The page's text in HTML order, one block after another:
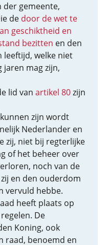
der gemeente,
de door de wet te
geschiktheid en
bezitten en den
leeftijd, welke niet
mag zijn,
lid van artikel 80zijn
zijn wordt
Nederlander en
zij, niet bij regterlijke
of het beheer over
noch van de
en den ouderdom
vervuld hebbe.
heeft plaats op
De
Koning, ook
raad, benoemd en